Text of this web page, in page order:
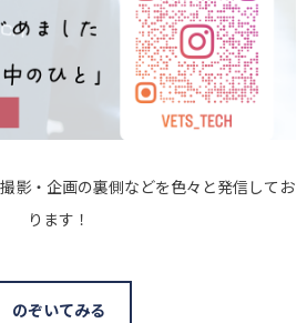
撮影・企画の裏側などを色々と発信してお
ります！
のぞいてみる